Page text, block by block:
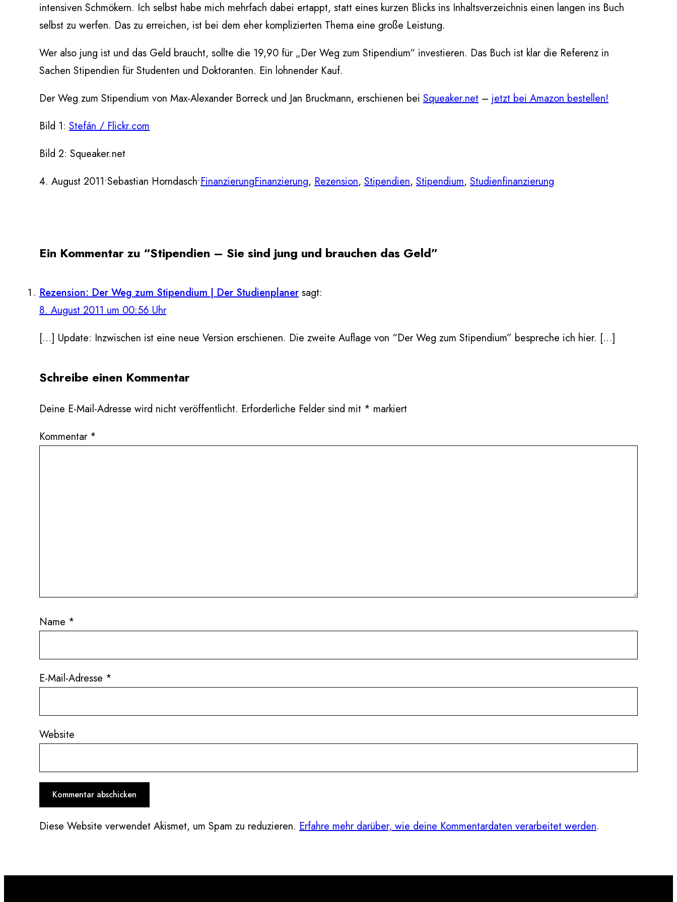
intensiven Schmökern. Ich selbst habe mich mehrfach dabei ertappt, statt eines kurzen Blicks ins Inhaltsverzeichnis einen langen ins Buch
selbst zu werfen. Das zu erreichen, ist bei dem eher komplizierten Thema eine große Leistung.
Wer also jung ist und das Geld braucht, sollte die 19,90 für „Der Weg zum Stipendium“ investieren. Das Buch ist klar die Referenz in
Sachen Stipendien für Studenten und Doktoranten. Ein lohnender Kauf.
Der Weg zum Stipendium von Max-Alexander Borreck und Jan Bruckmann, erschienen bei Squeaker.net – jetzt bei Amazon bestellen!
Bild 1: Stefán / Flickr.com
Bild 2: Squeaker.net
4. August 2011•Sebastian Horndasch•FinanzierungFinanzierung, Rezension, Stipendien, Stipendium, Studienfinanzierung
Ein Kommentar zu “Stipendien – Sie sind jung und brauchen das Geld”
Rezension: Der Weg zum Stipendium | Der Studienplaner sagt:
8. August 2011 um 00:56 Uhr
[…] Update: Inzwischen ist eine neue Version erschienen. Die zweite Auflage von “Der Weg zum Stipendium” bespreche ich hier. […]
Schreibe einen Kommentar
Deine E-Mail-Adresse wird nicht veröffentlicht. Erforderliche Felder sind mit * markiert
Kommentar *
Name *
E-Mail-Adresse *
Website
Diese Website verwendet Akismet, um Spam zu reduzieren. Erfahre mehr darüber, wie deine Kommentardaten verarbeitet werden.